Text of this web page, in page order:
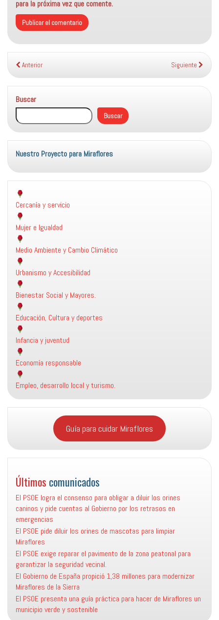
para la próxima vez que comente.
Anterior Siguiente
Buscar
Buscar
Nuestro Proyecto para Miraflores
Cercanía y servicio
Mujer e Igualdad
Medio Ambiente y Cambio Climático
Urbanismo y Accesibilidad
Bienestar Social y Mayores.
Educación, Cultura y deportes
Infancia y juventud
Economía responsable
Empleo, desarrollo local y turismo.
Guía para cuidar Miraflores
Últimos comunicados
El PSOE logra el consenso para obligar a diluir los orines
caninos y pide cuentas al Gobierno por los retrasos en
emergencias
El PSOE pide diluir los orines de mascotas para limpiar
Miraflores
El PSOE exige reparar el pavimento de la zona peatonal para
garantizar la seguridad vecinal.
El Gobierno de España propició 1,38 millones para modernizar
Miraflores de la Sierra
El PSOE presenta una guía práctica para hacer de Miraflores un
municipio verde y sostenible